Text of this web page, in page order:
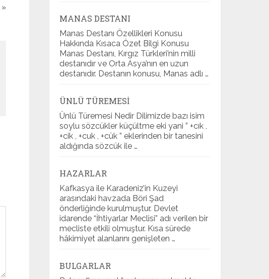
»
MANAS DESTANI
Manas Destanı Özellikleri Konusu
Hakkında Kısaca Özet Bilgi Konusu
Manas Destanı, Kırgız Türkleri’nin milli
destanıdır ve Orta Asya’nın en uzun
destanıdır. Destanın konusu, Manas adlı …
ÜNLÜ TÜREMESI
Ünlü Türemesi Nedir Dilimizde bazı isim
soylu sözcükler küçültme eki yani ” +cık ,
+cik , +cuk , +cük ” eklerinden bir tanesini
aldığında sözcük ile …
HAZARLAR
Kafkasya ile Karadeniz’in Kuzeyi
arasındaki havzada Böri Şad
önderliğinde kurulmuştur. Devlet
idarende “İhtiyarlar Meclisi” adı verilen bir
mecliste etkili olmuştur. Kısa sürede
hâkimiyet alanlarını genişleten …
BULGARLAR